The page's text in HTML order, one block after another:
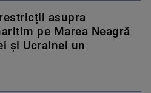
asupra
pe Marea Neagră
și Ucrainei un